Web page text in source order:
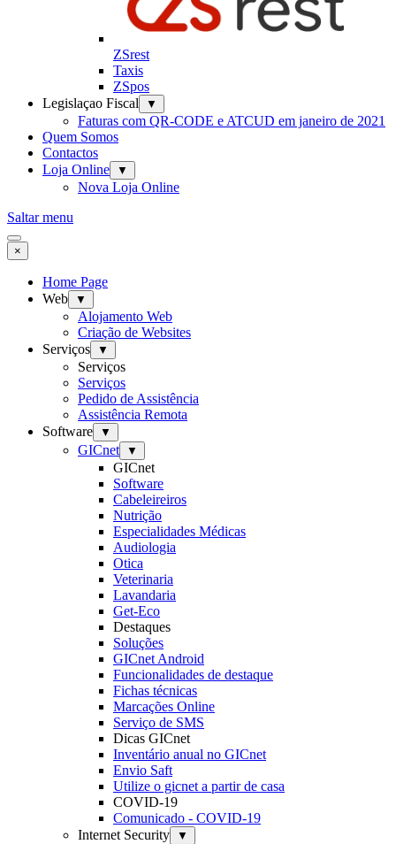
ZSrest
Taxis
ZSpos
Legislaçao Fiscal
▼
Faturas com QR-CODE e ATCUD em janeiro de 2021
Quem Somos
Contactos
Loja Online
▼
Nova Loja Online
Saltar menu
×
Home Page
Web
▼
Alojamento Web
Criação de Websites
Serviços
▼
Serviços
Serviços
Pedido de Assistência
Assistência Remota
Software
▼
GICnet ▼
GICnet
Software
Cabeleireiros
Nutrição
Especialidades Médicas
Audiologia
Otica
Veterinaria
Lavandaria
Get-Eco
Destaques
Soluções
GICnet Android
Funcionalidades de destaque
Fichas técnicas
Marcações Online
Serviço de SMS
Dicas GICnet
Inventário anual no GICnet
Envio Saft
Utilize o gicnet a partir de casa
COVID-19
Comunicado - COVID-19
Internet Security
▼